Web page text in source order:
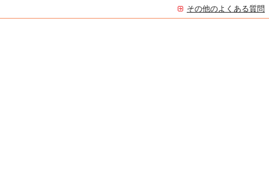
その他のよくある質問